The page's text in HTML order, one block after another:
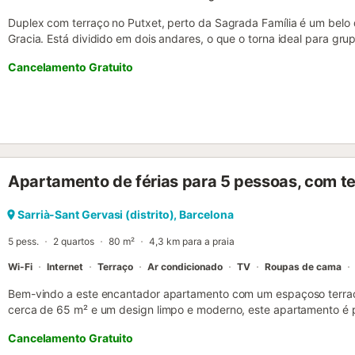
Duplex com terraço no Putxet, perto da Sagrada Família é um
Gracia. Está dividido em dois andares, o que o torna ideal para
apartamento para alugar em Barcelona também tem 2 casas de
Apartamento perto do Parque Güell em Barcelona, você
a sala de estar, todas muito bem iluminadas e espaçosas. A área
e desfrutar de uma refeição com a sua família ou amigos. A
o que pode precisar, incluindo máquina de lavar louça, micro-
aquecimento, Wi-Fi gratuito e estacionamento opcional a pedido.
individuais em cada um. As casas de banho incluem toalhas
da nossa cidade graças à sua ex...
Cancelamento Gratuito
Apartamento de férias para 5 pessoas, com
Sarrià-Sant Gervasi (distrito), Barcelona
5 pess. 2 quartos 80 m² 4,3 km para a praia
Wi-Fi Internet Terraço Ar condicionado TV Roupas de cama
Bem-vindo a este encantador apartamento com um espaçoso
cerca de 65 m² e um design limpo e moderno, este apartamento
de vidro deslizante e janelas que se abrem para o terraço,
Cancelamento Gratuito